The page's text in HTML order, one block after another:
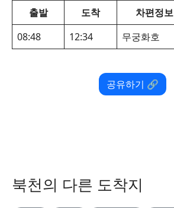
출발 도착 차편정보
08:48
12:34 무궁화호
공유하기 🔗
북천의 다른 도착지